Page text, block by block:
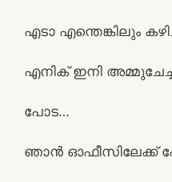
എടാ എന്തെങ്കിലും
എനിക് ഇനി
പോട…
ഞാൻ ഓഫീസിലേക്ക്